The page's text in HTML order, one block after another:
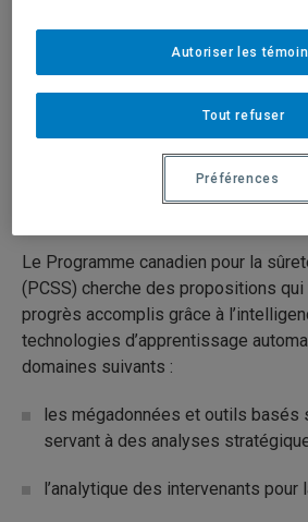
défiÉclairer la voie par l’IA :
la décision pour les premiers
Les innovateurs établiront des
constitués d’équipes
l’accent sur l’intelligence artificielle et
automatique, ainsi que des façons
Le Programme canadien pour la
(PCSS) cherche des propositions
progrès accomplis grâce à
technologies d’apprentissage
domaines suivants :
les mégadonnées et outils basés
servant à des analyses
l’analytique des intervenants pour
Tout refuser
Autoriser les
Préférences